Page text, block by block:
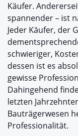
Käufer.
spannender – ist
Jeder Käufer, der
schwieriger,
dessen ist es
gewisse
Dahingehend
letzten
Bauträgerwesen
Professionalität.